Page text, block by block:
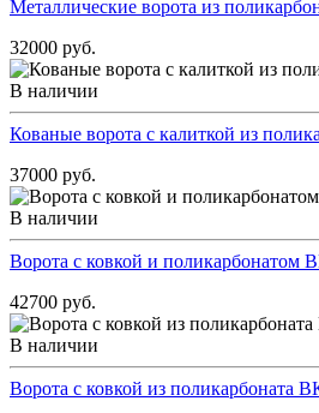
Металлические ворота из
32000 руб.
В наличии
Кованые ворота с калиткой из
37000 руб.
В наличии
Ворота с ковкой и поликарбонатом
42700 руб.
В наличии
Ворота с ковкой из поликарбоната